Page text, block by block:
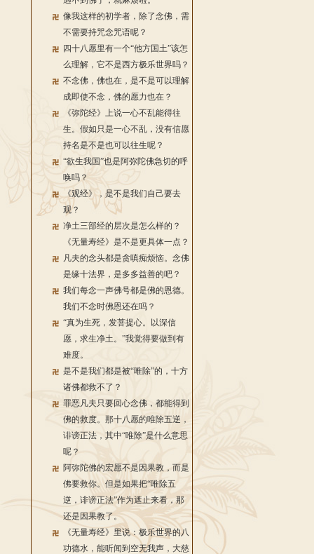
像我这样的初学者，除了念佛，需
不需要持咒念咒语呢？
四十八愿里有一个“他方国土”该怎
么理解，它不是西方极乐世界吗？
不念佛，佛也在，是不是可以理解
成即使不念，佛的愿力也在？
《弥陀经》上说一心不乱能得往
生。假如只是一心不乱，没有信愿
持名是不是也可以往生呢？
“欲生我国”也是阿弥陀佛急切的呼
唤吗？
《观经》，是不是我们自己要去
观？
净土三部经的层次是怎么样的？
《无量寿经》是不是更具体一点？
凡夫的念头都是贪嗔痴烦恼。念佛
是缘十法界，是多多益善的吧？
我们每念一声佛号都是佛的恩德。
我们不念时佛恩还在吗？
“真为生死，发菩提心。以深信
愿，求生净土。”我觉得要做到有
难度。
是不是我们都是被“唯除”的，十方
诸佛都救不了？
罪恶凡夫只要回心念佛，都能得到
佛的救度。那十八愿的唯除五逆，
诽谤正法，其中“唯除”是什么意思
呢？
阿弥陀佛的宏愿不是因果教，而是
佛要救你。但是如果把“唯除五
逆，诽谤正法”作为遮止来看，那
还是因果教了。
《无量寿经》里说：极乐世界的八
功德水，能听闻到空无我声，大慈